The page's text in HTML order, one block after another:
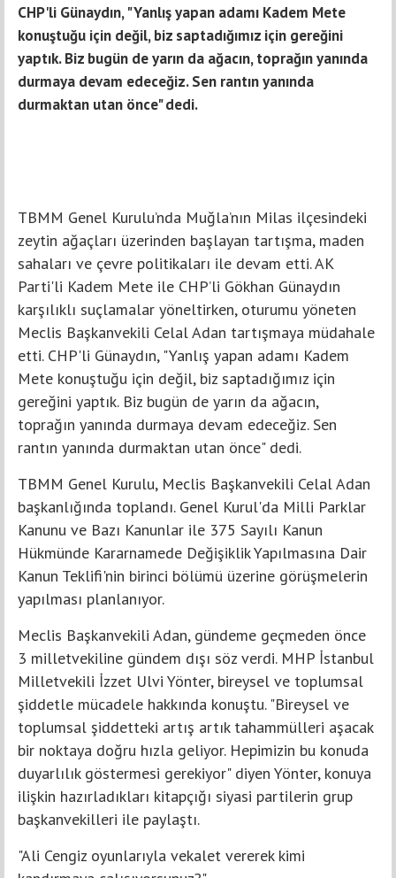
CHP'li Günaydın, "Yanlış yapan adamı Kadem Mete
konuştuğu için değil, biz saptadığımız için gereğini
yaptık. Biz bugün de yarın da ağacın, toprağın yanında
durmaya devam edeceğiz. Sen rantın yanında
durmaktan utan önce" dedi.
TBMM Genel Kurulu’nda Muğla’nın Milas ilçesindeki
zeytin ağaçları üzerinden başlayan tartışma, maden
sahaları ve çevre politikaları ile devam etti. AK
Parti'li Kadem Mete ile CHP’li Gökhan Günaydın
karşılıklı suçlamalar yöneltirken, oturumu yöneten
Meclis Başkanvekili Celal Adan tartışmaya müdahale
etti. CHP'li Günaydın, "Yanlış yapan adamı Kadem
Mete konuştuğu için değil, biz saptadığımız için
gereğini yaptık. Biz bugün de yarın da ağacın,
toprağın yanında durmaya devam edeceğiz. Sen
rantın yanında durmaktan utan önce" dedi.
TBMM Genel Kurulu, Meclis Başkanvekili Celal Adan
başkanlığında toplandı. Genel Kurul'da Milli Parklar
Kanunu ve Bazı Kanunlar ile 375 Sayılı Kanun
Hükmünde Kararnamede Değişiklik Yapılmasına Dair
Kanun Teklifi'nin birinci bölümü üzerine görüşmelerin
yapılması planlanıyor.
Meclis Başkanvekili Adan, gündeme geçmeden önce
3 milletvekiline gündem dışı söz verdi. MHP İstanbul
Milletvekili İzzet Ulvi Yönter, bireysel ve toplumsal
şiddetle mücadele hakkında konuştu. "Bireysel ve
toplumsal şiddetteki artış artık tahammülleri aşacak
bir noktaya doğru hızla geliyor. Hepimizin bu konuda
duyarlılık göstermesi gerekiyor" diyen Yönter, konuya
ilişkin hazırladıkları kitapçığı siyasi partilerin grup
başkanvekilleri ile paylaştı.
"Ali Cengiz oyunlarıyla vekalet vererek kimi